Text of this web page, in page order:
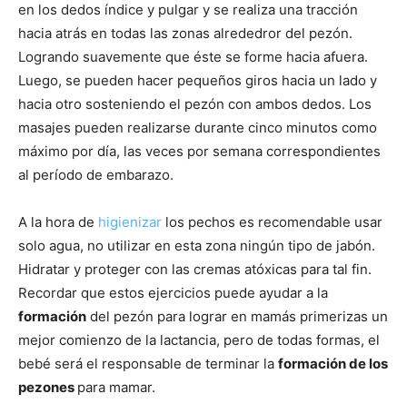
en los dedos índice y pulgar y se realiza una tracción
hacia atrás en todas las zonas alrededror del pezón.
Logrando suavemente que éste se forme hacia afuera.
Luego, se pueden hacer pequeños giros hacia un lado y
hacia otro sosteniendo el pezón con ambos dedos. Los
masajes pueden realizarse durante cinco minutos como
máximo por día, las veces por semana correspondientes
al período de embarazo.
A la hora de higienizar los pechos es recomendable usar
solo agua, no utilizar en esta zona ningún tipo de jabón.
Hidratar y proteger con las cremas atóxicas para tal fin.
Recordar que estos ejercicios puede ayudar a la
formación del pezón para lograr en mamás primerizas un
mejor comienzo de la lactancia, pero de todas formas, el
bebé será el responsable de terminar la formación de los
pezones para mamar.